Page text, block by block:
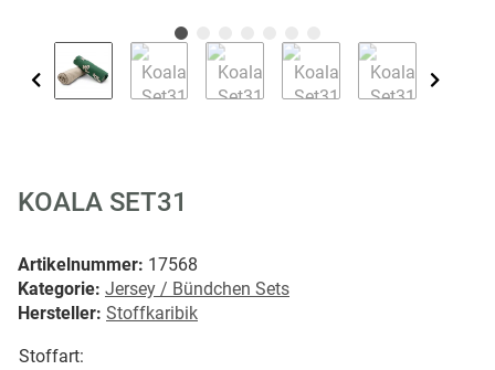
KOALA SET31
Artikelnummer: 17568
Kategorie: Jersey / Bündchen Sets
Hersteller: Stoffkaribik
Stoffart: